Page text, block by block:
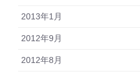
2013年1月
2012年9月
2012年8月